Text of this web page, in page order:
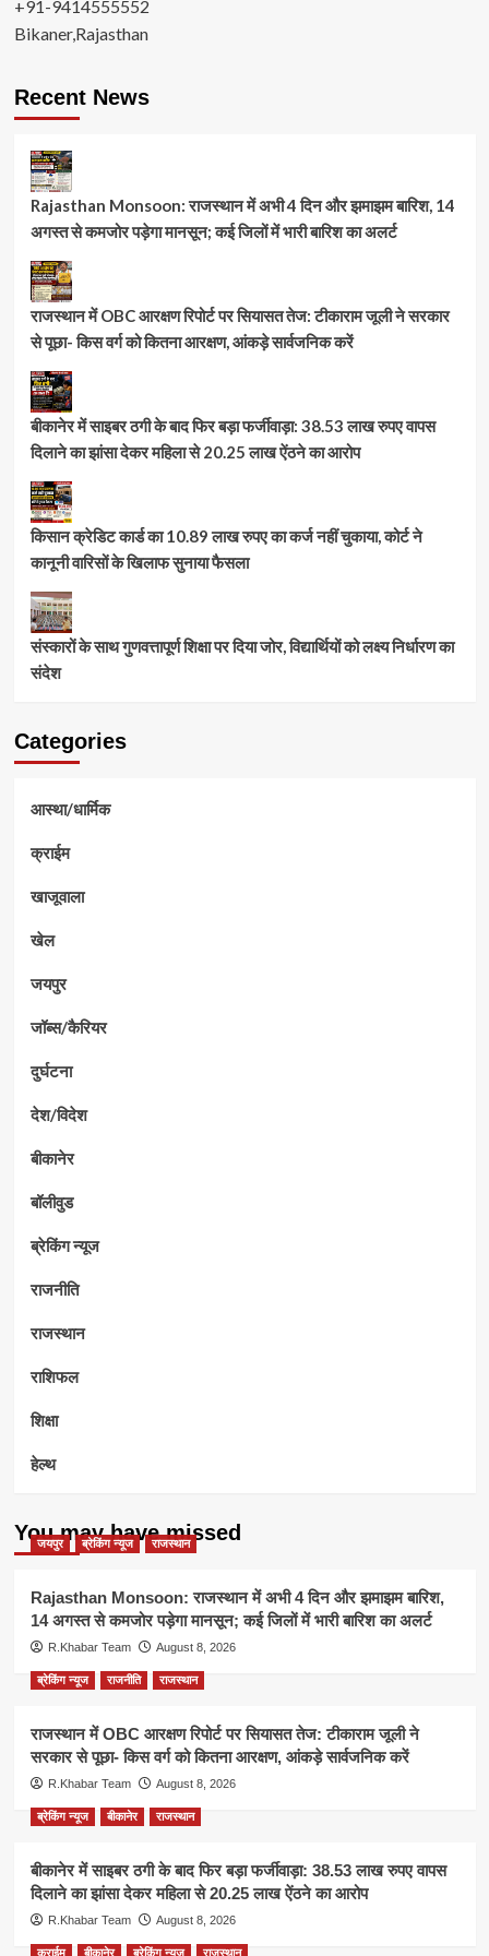
में
मिली
बड़ी
+91-9414555552
Bikaner,Rajasthan
Recent News
Rajasthan Monsoon: राजस्थान में अभी 4 दिन और झमाझम बारिश, 14
अगस्त से कमजोर पड़ेगा मानसून; कई जिलों में भारी बारिश का अलर्ट
राजस्थान में OBC आरक्षण रिपोर्ट पर सियासत तेज: टीकाराम जूली ने सरकार
से पूछा- किस वर्ग को कितना आरक्षण, आंकड़े सार्वजनिक करें
बीकानेर में साइबर ठगी के बाद फिर बड़ा फर्जीवाड़ा: 38.53 लाख रुपए वापस
दिलाने का झांसा देकर महिला से 20.25 लाख ऐंठने का आरोप
किसान क्रेडिट कार्ड का 10.89 लाख रुपए का कर्ज नहीं चुकाया, कोर्ट ने
कानूनी वारिसों के खिलाफ सुनाया फैसला
संस्कारों के साथ गुणवत्तापूर्ण शिक्षा पर दिया जोर, विद्यार्थियों को लक्ष्य निर्धारण का
संदेश
Categories
आस्था/धार्मिक
क्राईम
खाजूवाला
खेल
जयपुर
जॉब्स/कैरियर
दुर्घटना
देश/विदेश
बीकानेर
बॉलीवुड
ब्रेकिंग न्यूज
राजनीति
राजस्थान
राशिफल
शिक्षा
हेल्थ
You may have missed
जयपुर ब्रेकिंग न्यूज राजस्थान
Rajasthan Monsoon: राजस्थान में अभी 4 दिन और झमाझम बारिश,
14 अगस्त से कमजोर पड़ेगा मानसून; कई जिलों में भारी बारिश का अलर्ट
R.Khabar Team August 8, 2026
ब्रेकिंग न्यूज राजनीति राजस्थान
राजस्थान में OBC आरक्षण रिपोर्ट पर सियासत तेज: टीकाराम जूली ने
सरकार से पूछा- किस वर्ग को कितना आरक्षण, आंकड़े सार्वजनिक करें
R.Khabar Team August 8, 2026
ब्रेकिंग न्यूज बीकानेर राजस्थान
बीकानेर में साइबर ठगी के बाद फिर बड़ा फर्जीवाड़ा: 38.53 लाख रुपए वापस
दिलाने का झांसा देकर महिला से 20.25 लाख ऐंठने का आरोप
R.Khabar Team August 8, 2026
क्राईम बीकानेर ब्रेकिंग न्यूज राजस्थान